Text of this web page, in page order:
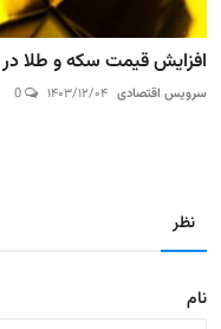
افزایش قیمت سکه و طلا در ۴ اسفند؛ طلای ۱۸عیار به ۷ میلی...
سرویس اقتصادی ۱۴۰۳/۱۲/۰۴
نظر
نام